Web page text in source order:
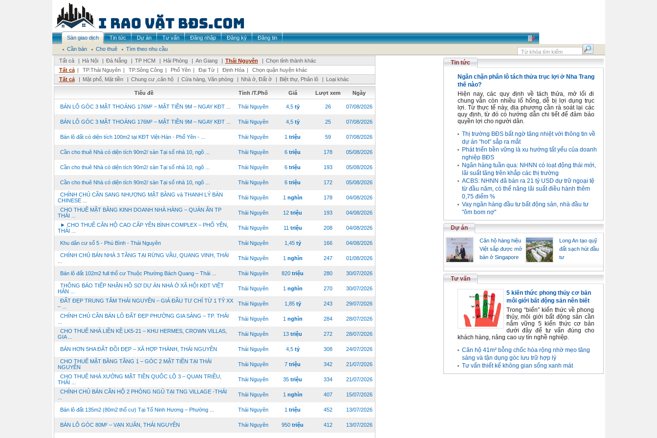
Sàn giao dịch Tin tức Dự án Tư vấn Đăng nhập Đăng ký
Đăng tin
Cần bán
Cho thuê
Tìm theo nhu cầu
Tất cả
| Hà Nội | Đà Nẵng | TP HCM | Hải Phòng | An Giang | Thái Nguyên | Chọn tỉnh thành khác
Tất cả | TP.Thái Nguyên | TP.Sông Công | Phổ Yên | Đại Từ | Định Hóa |
Chọn quận huyện khác
Tất cả
| Mặt phố, Mặt tiền | Chung cư ,căn hộ | Cửa hàng, Văn phòng | Nhà ở, Đất ở | Biệt thự, Phân lô | Loại khác
Tiêu đề Tỉnh /T.Phố Giá Lượt xem Ngày
BÁN LÔ GÓC 3 MẶT THOÁNG 176M² – MẶT TIỀN 9M – NGAY KĐT ... Thái Nguyên 4,5 tỷ 26 07/08/2026
BÁN LÔ GÓC 3 MẶT THOÁNG 176M² – MẶT TIỀN 9M – NGAY KĐT ... Thái Nguyên 4,5 tỷ 25 07/08/2026
Bán lô đất có diện tích 100m2 tại KĐT Việt-Hàn - Phổ Yên - ... Thái Nguyên 1 triệu 59 07/08/2026
Cần cho thuê Nhà có diện tích 90m2/ sàn Tại số nhà 10, ngõ ... Thái Nguyên 6 triệu 178 05/08/2026
Cần cho thuê Nhà có diện tích 90m2/ sàn Tại số nhà 10, ngõ ... Thái Nguyên 6 triệu 193 05/08/2026
Cần cho thuê Nhà có diện tích 90m2/ sàn Tại số nhà 10, ngõ ... Thái Nguyên 6 triệu 172 05/08/2026
CHÍNH CHỦ CẦN SANG NHƯỢNG MẶT BẰNG và THANH LÝ BÀN
CHINESE ...
Thái Nguyên 1 nghìn 178 04/08/2026
CHO THUÊ MẶT BẰNG KINH DOANH NHÀ HÀNG – QUÁN ĂN TP
THÁI ...
Thái Nguyên 12 triệu 193 04/08/2026
► CHO THUÊ CĂN HỘ CAO CẤP YÊN BÌNH COMPLEX – PHỔ YÊN,
THÁI ...
Thái Nguyên 11 triệu 208 04/08/2026
Khu dân cư số 5 - Phú Bình - Thái Nguyên Thái Nguyên 1,45 tỷ 166 04/08/2026
CHÍNH CHỦ BÁN NHÀ 3 TẦNG TẠI RỪNG VẦU, QUANG VINH, THÁI
Thái Nguyên 1 nghìn 247 01/08/2026
Bán lô đất 102m2 full thổ cư Thuộc Phường Bách Quang – Thái ... Thái Nguyên 820 triệu 280 30/07/2026
THÔNG BÁO TIẾP NHẬN HỒ SƠ DỰ ÁN NHÀ Ở XÃ HỘI KĐT VIỆT
HÀN ...
Thái Nguyên 1 nghìn 270 30/07/2026
ĐẤT ĐẸP TRUNG TÂM THÁI NGUYÊN – GIÁ ĐẦU TƯ CHỈ TỪ 1 TỶ XX
– ...
Thái Nguyên 1,85 tỷ 243 29/07/2026
CHÍNH CHỦ CẦN BÁN LÔ ĐẤT ĐẸP PHƯỜNG GIA SÀNG – TP. THÁI
Thái Nguyên 1 nghìn 284 28/07/2026
CHO THUÊ NHÀ LIỀN KỀ LK5-21 – KHU HERMES, CROWN VILLAS,
GIA ...
Thái Nguyên 13 triệu 272 28/07/2026
BÁN HƠN 5HA ĐẤT ĐỒI ĐẸP – XÃ HỢP THÀNH, THÁI NGUYÊN Thái Nguyên 4,5 tỷ 308 24/07/2026
CHO THUÊ MẶT BẰNG TẦNG 1 – GÓC 2 MẶT TIỀN TẠI THÁI
NGUYÊN
Thái Nguyên 7 triệu 342 21/07/2026
CHO THUÊ NHÀ XƯỞNG MẶT TIỀN QUỐC LỘ 3 – QUAN TRIỀU,
THÁI ...
Thái Nguyên 35 triệu 334 21/07/2026
CHÍNH CHỦ BÁN CĂN HỘ 2 PHÒNG NGỦ TẠI TNG VILLAGE -THÁI
Thái Nguyên 1 nghìn 407 15/07/2026
Bán lô đất 135m2 (80m2 thổ cư) Tại Tổ Ninh Hương – Phường ... Thái Nguyên 1 triệu 452 13/07/2026
BÁN LÔ GÓC 80M² – VẠN XUÂN, THÁI NGUYÊN Thái Nguyên 950 triệu 412 13/07/2026
Tin tức
Ngăn chặn phân lô tách thửa trục lợi ở Nha Trang
thế nào?
Hiện nay, các quy định về tách thửa, mở lối đi
chung vẫn còn nhiều lổ hổng, dễ bị lợi dụng trục
lợi. Từ thực tế này, địa phương cần rà soát lại các
quy định, từ đó có hướng dẫn chi tiết để đảm bảo
quyền lợi cho người dân.
Thị trường BĐS bất ngờ tăng nhiệt với thông tin về
dự án “hot” sắp ra mắt
Phát triển bền vững là xu hướng tất yếu của doanh
nghiệp BĐS
Ngân hàng tuần qua: NHNN có loạt động thái mới,
lãi suất tăng trên khắp các thị trường
ACBS: NHNN đã bán ra 21 tỷ USD dự trữ ngoại tệ
từ đầu năm, có thể nâng lãi suất điều hành thêm
0,75 điểm %
Vay ngân hàng đầu tư bất động sản, nhà đầu tư
"ôm bom nợ"
Dự án
Căn hộ hàng hiệu
Việt sắp được mở
bán ở Singapore
Long An tạo quỹ
đất sạch hút đầu
tư
Tư vấn
5 kiến thức phong thủy cơ bản
môi giới bất động sản nên biết
Trong “biển” kiến thức về phong
thủy, môi giới bất động sản cần
nắm vững 5 kiến thức cơ bản
dưới đây để tư vấn đúng cho
khách hàng, nâng cao uy tín nghề nghiệp.
Căn hộ 41m² bỗng chốc hóa rộng nhờ mẹo tăng
sáng và tận dụng góc lưu trữ hợp lý
Tư vấn thiết kế không gian sống xanh mát